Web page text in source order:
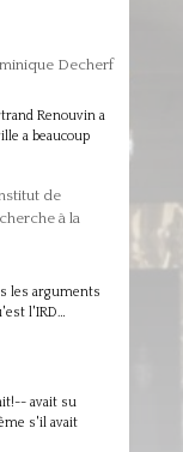
Decherf
Renouvin a
a beaucoup
de
à la
les arguments
l'IRD…
avait su
s'il avait